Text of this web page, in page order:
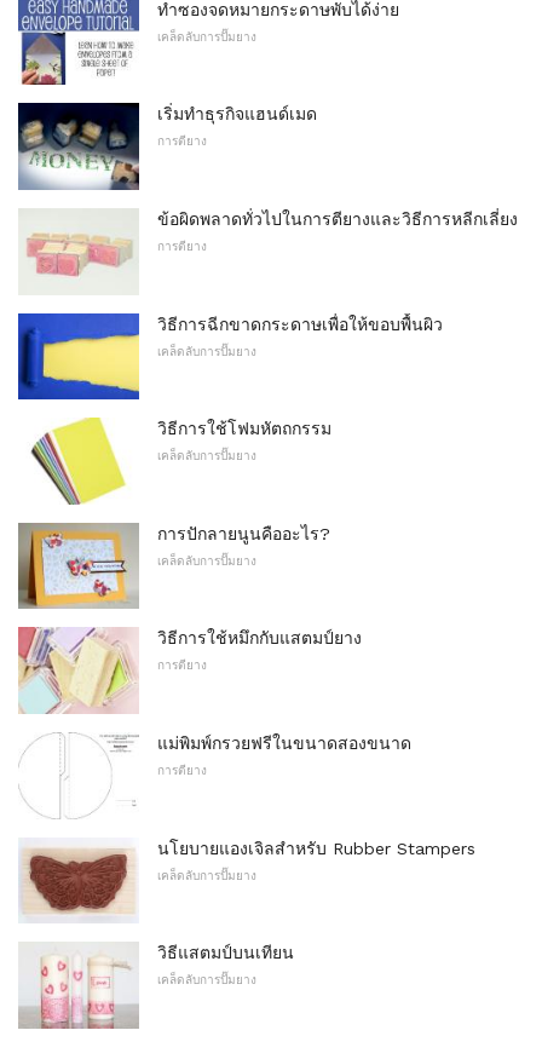
ทำซองจดหมายกระดาษพับได้ง่าย
เคล็ดลับการปั๊มยาง
เริ่มทำธุรกิจแฮนด์เมด
การตียาง
ข้อผิดพลาดทั่วไปในการตียางและวิธีการหลีกเลี่ยง
การตียาง
วิธีการฉีกขาดกระดาษเพื่อให้ขอบพื้นผิว
เคล็ดลับการปั๊มยาง
วิธีการใช้โฟมหัตถกรรม
เคล็ดลับการปั๊มยาง
การปักลายนูนคืออะไร?
เคล็ดลับการปั๊มยาง
วิธีการใช้หมึกกับแสตมป์ยาง
การตียาง
แม่พิมพ์กรวยฟรีในขนาดสองขนาด
การตียาง
นโยบายแองเจิลสำหรับ Rubber Stampers
เคล็ดลับการปั๊มยาง
วิธีแสตมป์บนเทียน
เคล็ดลับการปั๊มยาง